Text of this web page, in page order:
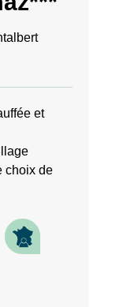
et
choix de